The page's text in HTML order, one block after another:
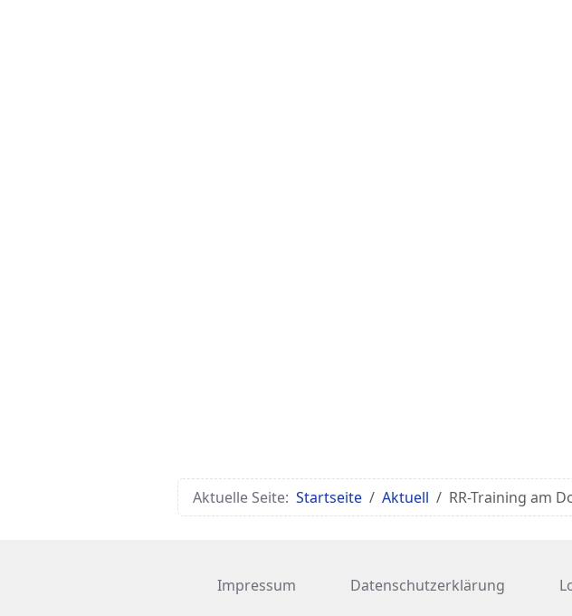
Aktuelle Seite: Startseite Aktuell RR-Training am
Impressum Datenschutzerklärung